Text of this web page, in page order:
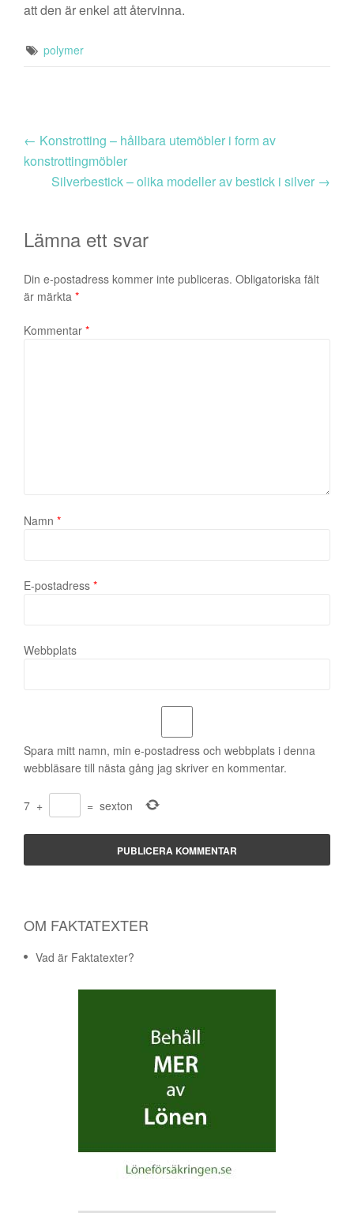
att den är enkel att återvinna.
polymer
← Konstrotting – hållbara utemöbler i form av
konstrottingmöbler
Silverbestick – olika modeller av bestick i silver →
Lämna ett svar
Din e-postadress kommer inte publiceras. Obligatoriska fält
är märkta *
Kommentar *
Namn *
E-postadress *
Webbplats
Spara mitt namn, min e-postadress och webbplats i denna
webbläsare till nästa gång jag skriver en kommentar.
7 + = sexton
OM FAKTATEXTER
Vad är Faktatexter?